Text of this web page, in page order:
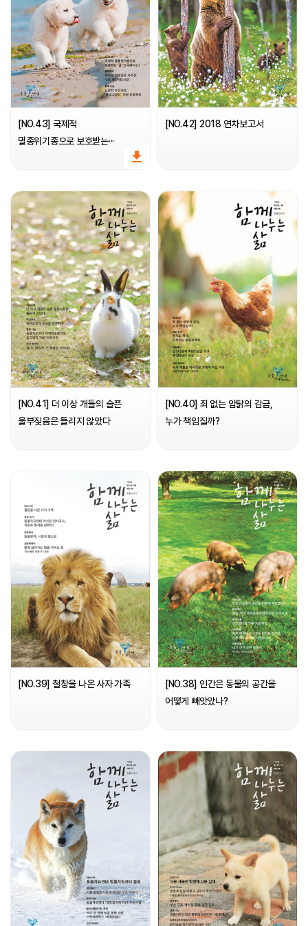
[NO.43] 국제적
멸종위기종으로 보호받는···
file_download
[NO.42] 2018 연차보고서
[NO.41] 더 이상 개들의 슬픈
울부짖음은 들리지 않았다
[NO.40] 죄 없는 암탉의 감금,
누가 책임질까?
[NO.39] 철창을 나온 사자 가족
[NO.38] 인간은 동물의 공간을
어떻게 빼앗았나?